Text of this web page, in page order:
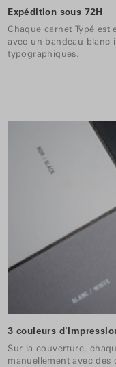
Expédition sous 72H
Chaque carnet Typé
avec un bandeau blanc
typographiques.
3 couleurs
Sur la couverture,
manuellement avec